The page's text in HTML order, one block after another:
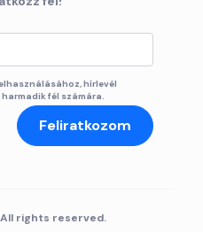
hírlevél
fél számára.
Feliratkozom
rights reserved.